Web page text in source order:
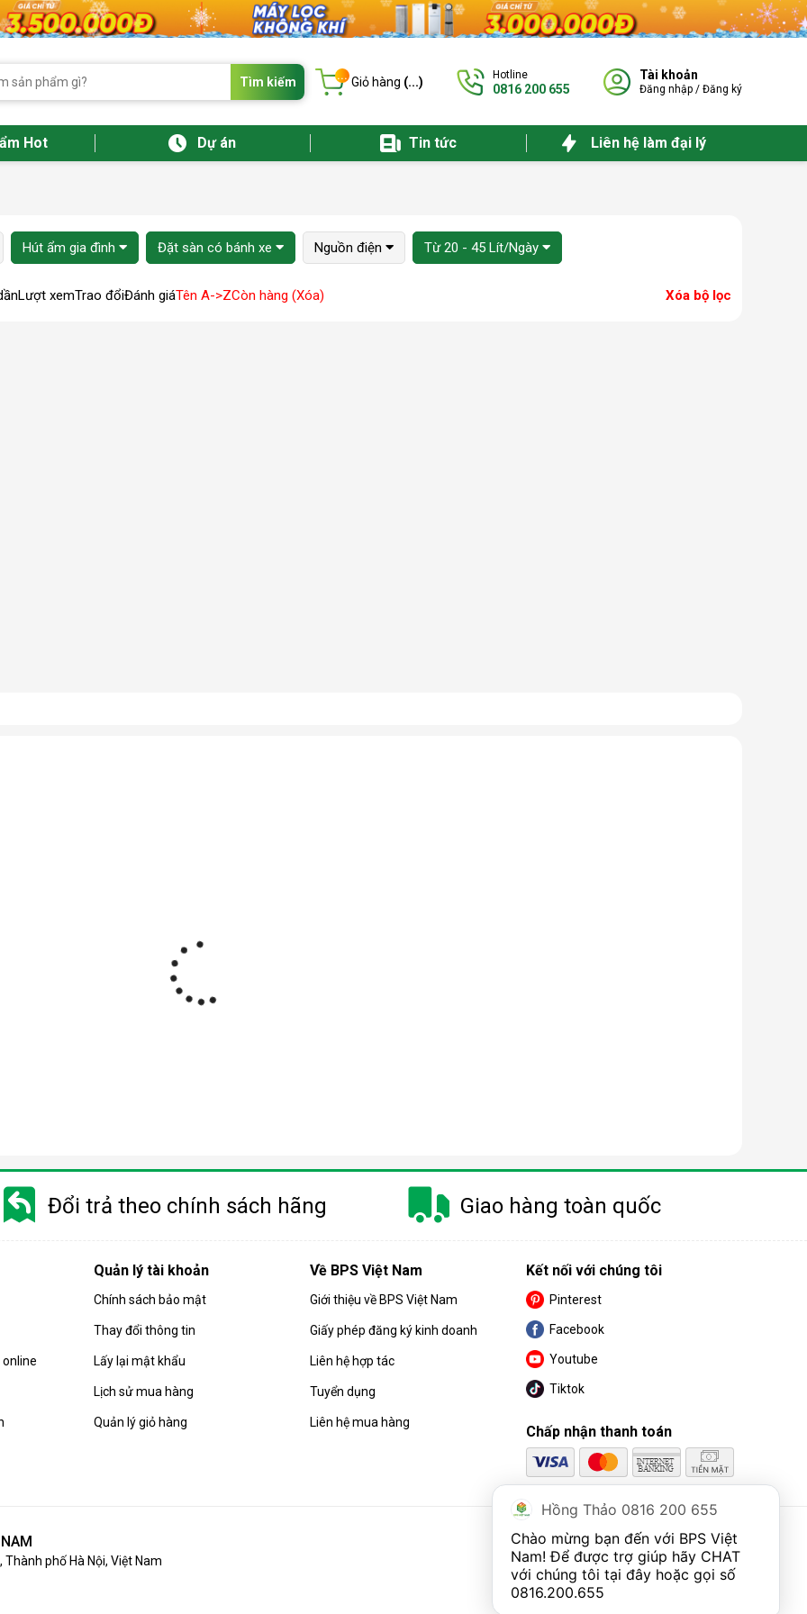
Tìm kiếm ... Giỏ hàng (...) Hotline
0816 200 655
Tài khoản
Đăng nhập / Đăng ký
Hot Dự án Tin tức Liên hệ làm đại lý
Hút ẩm gia đình Đặt sàn có bánh xe Nguồn điện Từ 20 - 45 Lít/Ngày
Lượt xemTrao đổiĐánh giáTên A->ZCòn hàng (Xóa) Xóa bộ lọc
Đổi trả theo chính sách hãng Giao hàng toàn quốc
Quản lý tài khoản
Chính sách bảo mật
Thay đổi thông tin
Lấy lại mật khẩu
Lịch sử mua hàng
Quản lý giỏ hàng
Về BPS Việt Nam
Giới thiệu về BPS Việt Nam
Giấy phép đăng ký kinh doanh
Liên hệ hợp tác
Tuyển dụng
Liên hệ mua hàng
Kết nối với chúng tôi
Pinterest
Facebook
Youtube
Tiktok
Chấp nhận thanh toán
phố Hà Nội, Việt Nam
Hồng Thảo 0816 200 655
Chào mừng bạn đến với BPS Việt
Nam! Để được trợ giúp hãy CHAT
0816.200.655